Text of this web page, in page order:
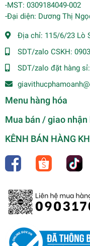
-MST: 0309184049-002
-Đại diện: Dương Thị
Địa chỉ: 115/6/23 Lò
SDT/zalo CSKH:
SDT/zalo đặt hàng sỉ:
Menu hàng hóa
Mua bán / giao nhận
KÊNH BÁN HÀNG
0₫